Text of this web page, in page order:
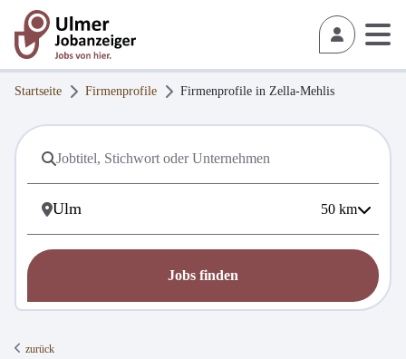
Startseite Firmenprofile Firmenprofile in Zella-Mehlis
50 km
Jobs finden
zurück